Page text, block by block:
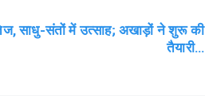
तेज, साधु-संतों में उत्साह; अखाड़ों ने शुरू की
तैयारी…